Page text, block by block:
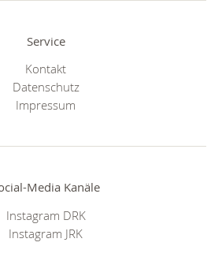
Service
Kontakt
Datenschutz
Impressum
Media Kanäle
Instagram DRK
Instagram JRK